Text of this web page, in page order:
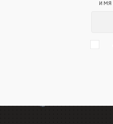
ИМЯ